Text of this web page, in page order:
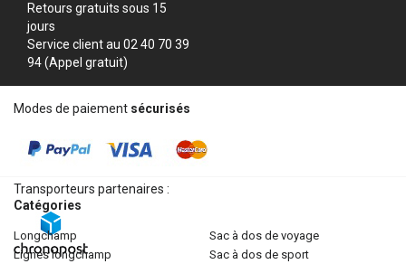
Retours gratuits sous 15
jours
Service client au 02 40 70 39
94 (Appel gratuit)
Modes de paiement sécurisés
Transporteurs partenaires :
Catégories
longchamp
lignes longchamp
sac à dos de voyage
sac à dos de sport